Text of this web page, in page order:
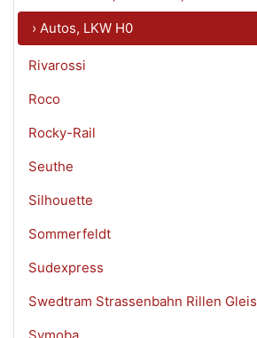
› Autos, LKW H0
Rivarossi
Roco
Rocky-Rail
Seuthe
Silhouette
Sommerfeldt
Sudexpress
Swedtram Strassenbahn Rillen Gleis
Symoba